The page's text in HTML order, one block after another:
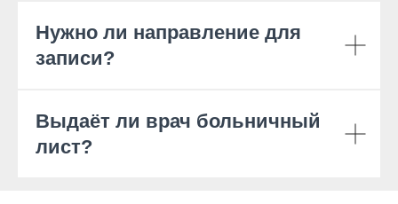
Нужно ли направление для
записи?
Выдаёт ли врач больничный
лист?